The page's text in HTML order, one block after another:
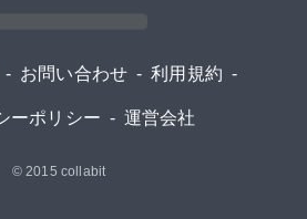
- お問い合わせ - 利用規約 -
ーポリシー - 運営会社
© 2015 collabit